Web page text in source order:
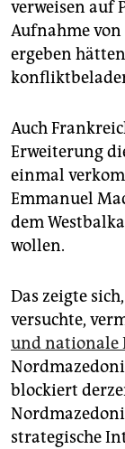
verweisen auf
Aufnahme
ergeben
Auch
Erweiterung
einmal
Emmanuel
dem
wollen.
Das zeigte
versuchte,
und nationale
blockiert
strategische